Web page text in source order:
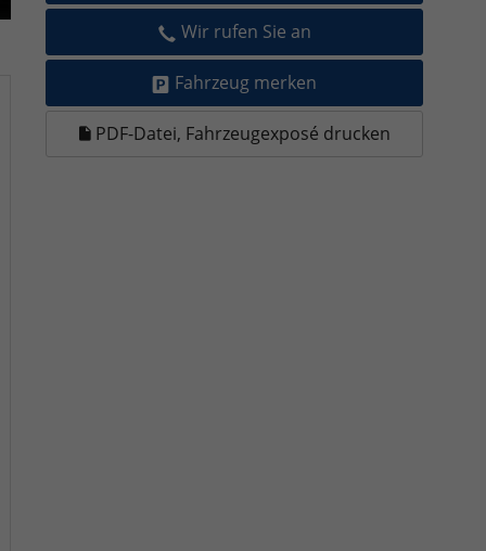
Wir rufen Sie an
Fahrzeug merken
PDF-Datei, Fahrzeugexposé drucken